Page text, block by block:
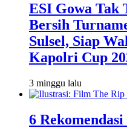
ESI Gowa Tak
Bersih
Sulsel, Siap
Kapolri Cup
3 minggu lalu
6